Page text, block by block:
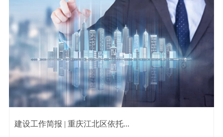
建设工作简报 | 重庆江北区依托...